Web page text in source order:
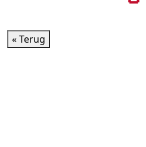
« Terug